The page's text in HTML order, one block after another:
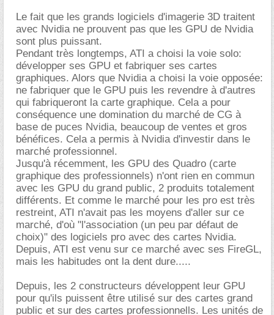
Le fait que les grands logiciels d'imagerie 3D traitent
avec Nvidia ne prouvent pas que les GPU de Nvidia
sont plus puissant.
Pendant très longtemps, ATI a choisi la voie solo:
développer ses GPU et fabriquer ses cartes
graphiques. Alors que Nvidia a choisi la voie opposée:
ne fabriquer que le GPU puis les revendre à d'autres
qui fabriqueront la carte graphique. Cela a pour
conséquence une domination du marché de CG à
base de puces Nvidia, beaucoup de ventes et gros
bénéfices. Cela a permis à Nvidia d'investir dans le
marché professionnel.
Jusqu'à récemment, les GPU des Quadro (carte
graphique des professionnels) n'ont rien en commun
avec les GPU du grand public, 2 produits totalement
différents. Et comme le marché pour les pro est très
restreint, ATI n'avait pas les moyens d'aller sur ce
marché, d'où "l'association (un peu par défaut de
choix)" des logiciels pro avec des cartes Nvidia.
Depuis, ATI est venu sur ce marché avec ses FireGL,
mais les habitudes ont la dent dure.....
Depuis, les 2 constructeurs développent leur GPU
pour qu'ils puissent être utilisé sur des cartes grand
public et sur des cartes professionnells. Les unités de